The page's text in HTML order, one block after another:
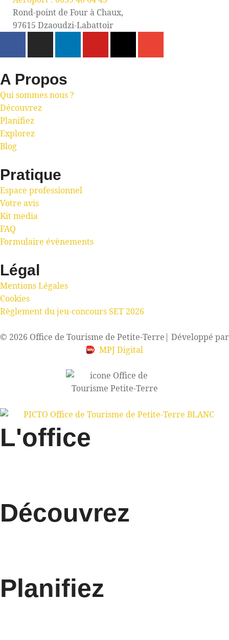
Rond-point de Four à Chaux,
97615 Dzaoudzi-Labattoir
A Propos
Qui sommes nous ?
Découvrez
Planifiez
Explorez
Blog
Pratique
Espace professionnel
Votre avis
Kit media
FAQ
Formulaire évènements
Légal
Mentions Légales
Cookies
Règlement du jeu-concours SET 2026
© 2026 Office de Tourisme de Petite-Terre | Développé par
MPJ Digital
L'office
Découvrez
Planifiez